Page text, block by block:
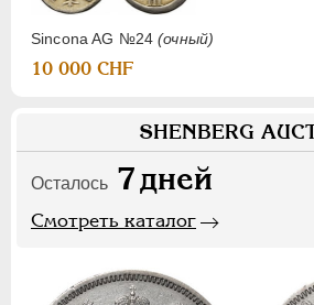
Sincona AG №24(очный)
10 000 CHF
SHENBERG
Осталось 7дней
Смотреть каталог